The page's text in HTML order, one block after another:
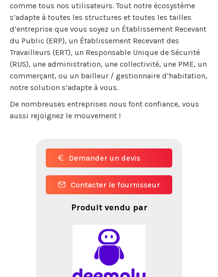
comme tous nos utilisateurs. Tout notre écosystème
s’adapte à toutes les structures et toutes les tailles
d’entreprise que vous soyez un Établissement Recevant
du Public (ERP), un Établissement Recevant des
Travailleurs (ERT), un Responsable Unique de Sécurité
(RUS), une administration, une collectivité, une PME, un
commerçant, ou un bailleur / gestionnaire d’habitation,
notre solution s’adapte à vous.
De nombreuses entreprises nous font confiance, vous
aussi rejoignez le mouvement !
Demander un devis
Contacter le fournisseur
Produit vendu par